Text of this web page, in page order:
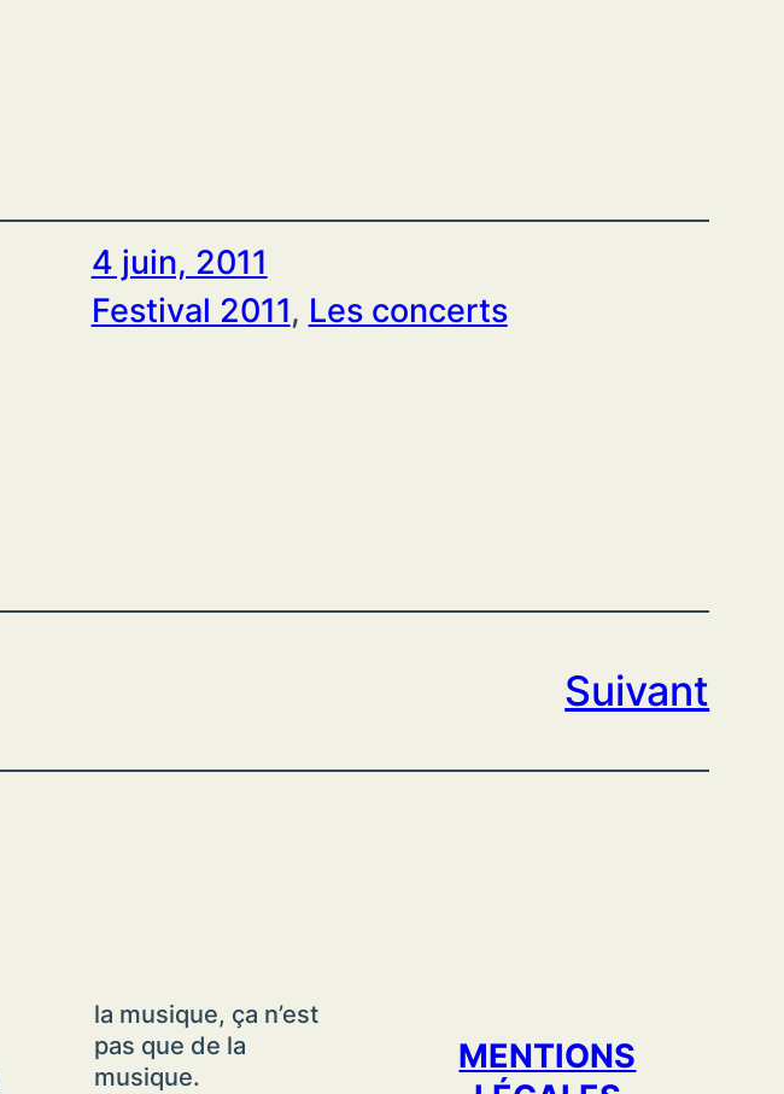
4 juin, 2011
Festival 2011, Les concerts
Suivant
la musique, ça n’est
pas que de la
musique.
MENTIONS